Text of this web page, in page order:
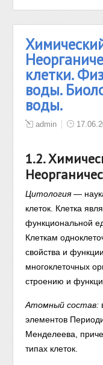
клетки.
воды.
воды.
admin
1.2.
Цитология—
клеток. Клетка
функциональной
Клеткам
свойства и
многоклеточных
строению и
Атомный состав:
элементов
Менделеева,
типах клеток.